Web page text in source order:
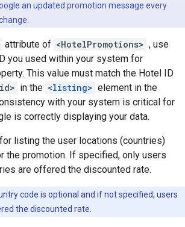
an updated promotion message every
attribute of <HotelPromotions> , use
you used within your system for
This value must match the Hotel ID
in the <listing> element in the
with your system is critical for
is correctly displaying your data.
listing the user locations (countries)
the promotion. If specified, only users
are offered the discounted rate.
code is optional and if not specified, users
the discounted rate.